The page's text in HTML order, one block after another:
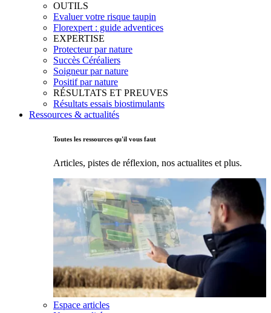
OUTILS
Evaluer votre risque taupin
Florexpert : guide adventices
EXPERTISE
Protecteur par nature
Succès Céréaliers
Soigneur par nature
Positif par nature
RÉSULTATS ET PREUVES
Résultats essais biostimulants
Ressources & actualités
Toutes les ressources qu'il vous faut
Articles, pistes de réflexion, nos actualites et plus.
Espace articles